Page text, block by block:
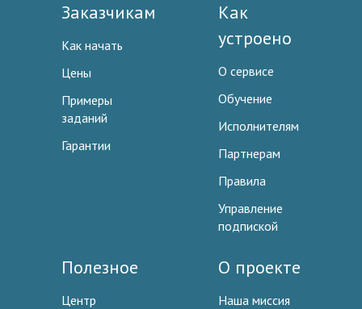
Заказчикам
Как начать
Цены
Примеры
заданий
Гарантии
Как
устроено
О сервисе
Обучение
Исполнителям
Партнерам
Правила
Управление
подпиской
Полезное
Центр
О проекте
Наша миссия